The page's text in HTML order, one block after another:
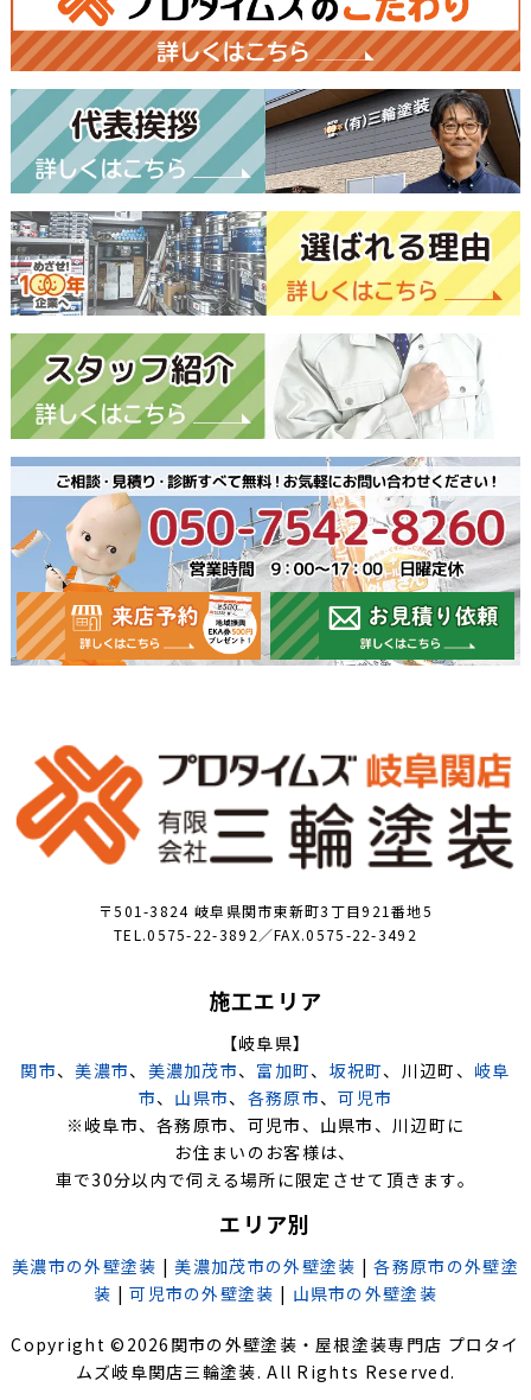
〒501-3824 岐阜県関市東新町3丁目921番地5
TEL.0575-22-3892／FAX.0575-22-3492
施工エリア
【岐阜県】
関市、美濃市、 美濃加茂市、 富加町、 坂祝町、川辺町、 岐阜
市、 山県市、 各務原市、可児市
※岐阜市、各務原市、可児市、山県市、川辺町に
お住まいのお客様は、
車で30分以内で伺える場所に限定させて頂きます。
エリア別
美濃市の外壁塗装 |美濃加茂市の外壁塗装 |各務原市の外壁塗
装 |可児市の外壁塗装 | 山県市の外壁塗装
Copyright © 2026 関市の外壁塗装・屋根塗装専門店 プロタイ
ムズ岐阜関店三輪塗装. All Rights Reserved.